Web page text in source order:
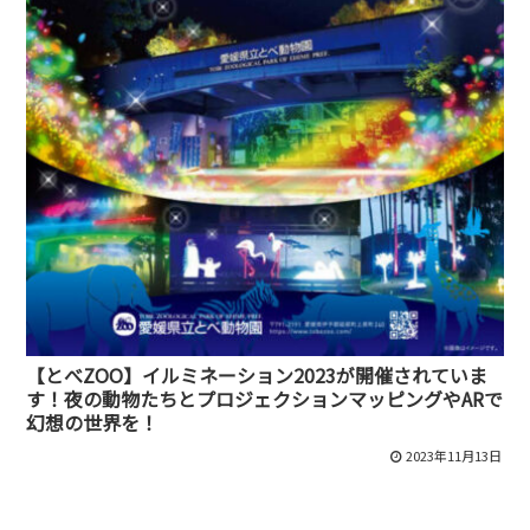
【とべZOO】イルミネーション2023が開催されていま
す！夜の動物たちとプロジェクションマッピングやARで
幻想の世界を！
2023年11月13日